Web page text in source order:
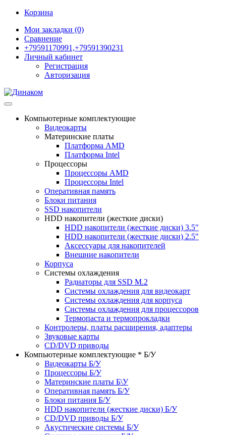
Корзина
Мои закладки (0)
Сравнение
+79591170991,+79591390231
Личный кабинет
Регистрация
Авторизация
Компьютерные комплектующие
Видеокарты
Материнские платы
Платформа AMD
Платформа Intel
Процессоры
Процессоры AMD
Процессоры Intel
Оперативная память
Блоки питания
SSD накопители
HDD накопители (жесткие диски)
HDD накопители (жесткие диски) 3.5"
HDD накопители (жесткие диски) 2.5"
Аксессуары для накопителей
Внешние накопители
Корпуса
Системы охлаждения
Радиаторы для SSD M.2
Системы охлаждения для видеокарт
Системы охлаждения для корпуса
Системы охлаждения для процессоров
Термопаста и термопрокладки
Контролеры, платы расширения, адаптеры
Звуковые карты
CD/DVD приводы
Компьютерные комплектующие * Б/У
Видеокарты Б/У
Процессоры Б/У
Материнские платы Б\У
Оперативная память Б/У
Блоки питания Б/У
HDD накопители (жесткие диски) Б/У
CD/DVD приводы Б/У
Акустические системы Б/У